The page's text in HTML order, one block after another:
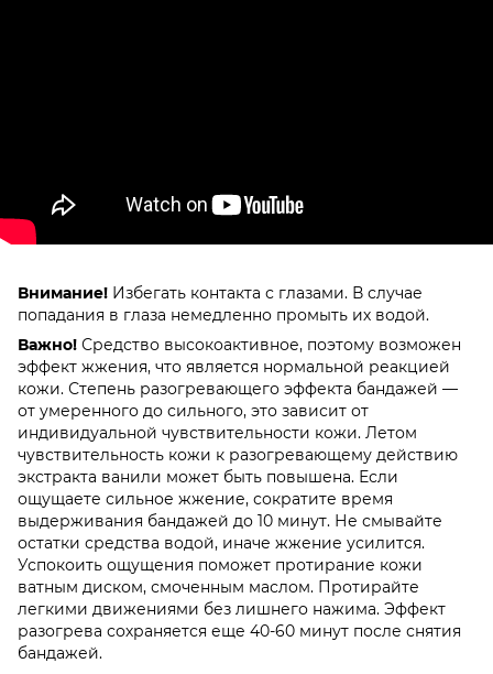
Внимание! Избегать контакта с глазами. В случае
попадания в глаза немедленно промыть их водой.
Важно! Средство высокоактивное, поэтому возможен
эффект жжения, что является нормальной реакцией
кожи. Степень разогревающего эффекта бандажей —
от умеренного до сильного, это зависит от
индивидуальной чувствительности кожи. Летом
чувствительность кожи к разогревающему действию
экстракта ванили может быть повышена. Если
ощущаете сильное жжение, сократите время
выдерживания бандажей до 10 минут. Не смывайте
остатки средства водой, иначе жжение усилится.
Успокоить ощущения поможет протирание кожи
ватным диском, смоченным маслом. Протирайте
легкими движениями без лишнего нажима. Эффект
разогрева сохраняется еще 40-60 минут после снятия
бандажей.